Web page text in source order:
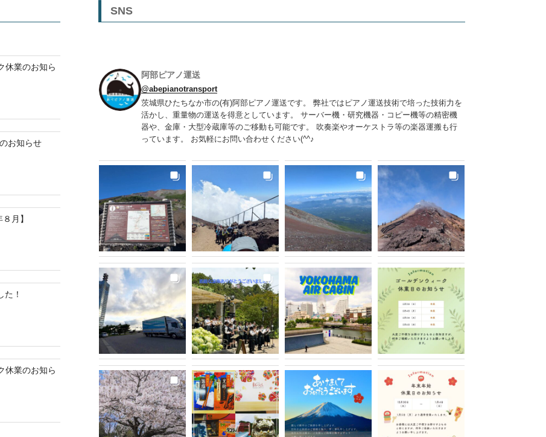
休業のお知ら
お知らせ
月】
！
休業のお知ら
SNS
阿部ピアノ運送
@abepianotransport
茨城県ひたちなか市の(有)阿部ピアノ運送です。 弊社ではピアノ運送技術で培った技術力を
活かし、重量物の運送を得意としています。 サーバー機・研究機器・コピー機等の精密機
器や、金庫・大型冷蔵庫等のご移動も可能です。 吹奏楽やオーケストラ等の楽器運搬も行
っています。 お気軽にお問い合わせください(^^♪